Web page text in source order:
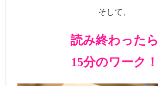
そして、
読み終わったら
15分のワーク！